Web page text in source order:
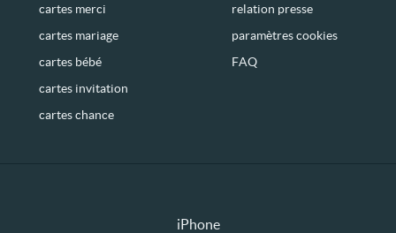
cartes merci
cartes mariage
cartes bébé
cartes invitation
cartes chance
relation presse
paramètres cookies
FAQ
iPhone